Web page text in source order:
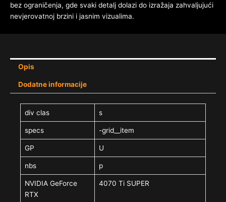
bez ograničenja, gde svaki detalj dolazi do izražaja zahvaljujući
nevjerovatnoj brzini i jasnim vizualima.
Opis
Dodatne informacije
div clas s
specs -grid__item
GP U
nbs p
NVIDIA GeForce
RTX
4070 Ti SUPER